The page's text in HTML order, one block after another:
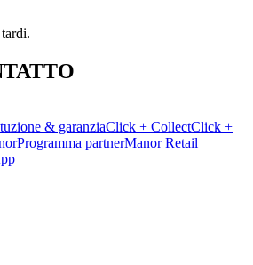
& garanziaClick + CollectClick +
Programma partnerManor Retail